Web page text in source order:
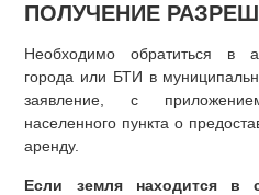
ПОЛУЧЕНИЕ
Необходимо обратиться в
города или БТИ в
заявление, с
населенного пункта о
аренду.
Если земля находится в